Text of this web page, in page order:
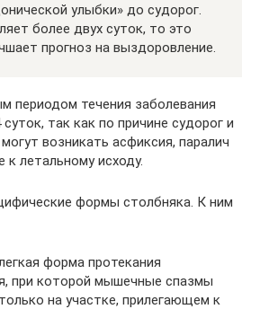
улыбки» до судорог.
более двух суток, то это
прогноз на выздоровление.
периодом течения заболевания
так как по причине судорог и
возникать асфиксия, паралич
летальному исходу.
формы столбняка. К ним
форма протекания
при которой мышечные спазмы
на участке, прилегающем к